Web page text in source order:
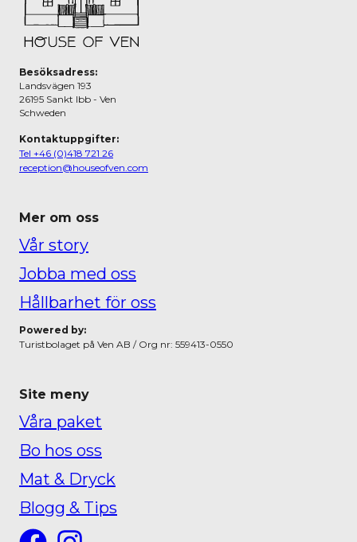
Besöksadress:
Landsvägen 193
26195 Sankt Ibb - Ven
Schweden
Kontaktuppgifter:
Tel +46 (0)418 721 26
reception@houseofven.com
Mer om oss
Vår story
Jobba med oss
Hållbarhet för oss
Powered by:
Turistbolaget på Ven AB / Org nr: 559413-0550
Site meny
Våra paket
Bo hos oss
Mat & Dryck
Blogg & Tips